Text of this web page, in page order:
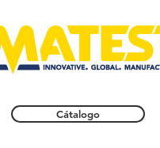
Cátalogo